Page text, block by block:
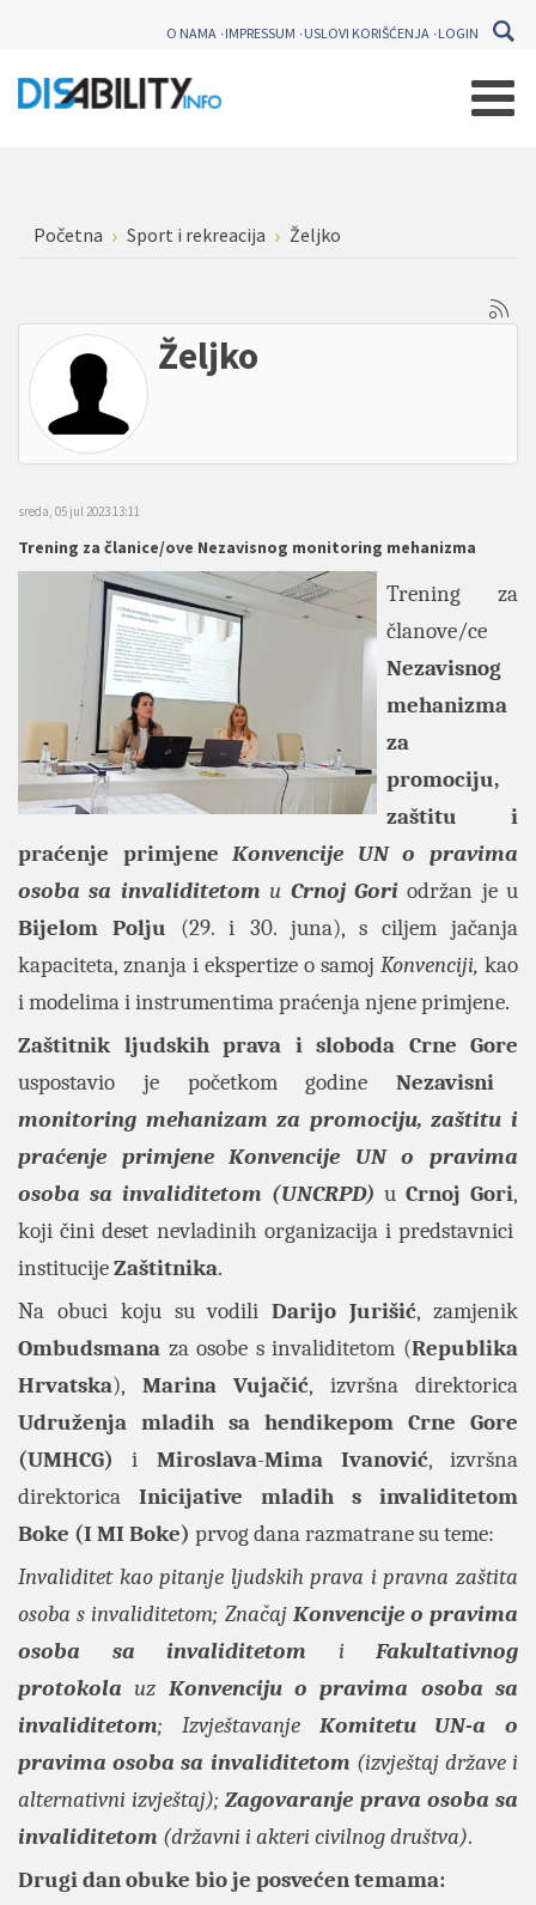
O NAMA IMPRESSUM USLOVI KORIŠĆENJA LOGIN
Početna Sport i rekreacija Željko
Željko
sreda, 05 jul 2023 13:11
Trening za članice/ove Nezavisnog monitoring mehanizma
Trening za
članove/ce
Nezavisnog
mehanizma
za
promociju,
zaštitu i
praćenje primjene Konvencije UN o pravima
osoba sa invaliditetom u Crnoj Goriodržan je u
Bijelom Polju (29. i 30. juna), s ciljem jačanja
kapaciteta, znanja i ekspertize o samoj Konvenciji, kao
i modelima i instrumentima praćenja njene primjene.
Zaštitnik ljudskih prava i sloboda Crne Gore
uspostavio je početkom godineNezavisni
monitoring mehanizam za promociju, zaštitu i
praćenje primjene Konvencije UN o pravima
osoba sa invaliditetom (UNCRPD) uCrnoj Gori,
koji čini deset nevladinih organizacija i predstavnici
institucijeZaštitnika.
Na obuci koju su vodiliDarijo Jurišić, zamjenik
Ombudsmana za osobe s invaliditetom (Republika
Hrvatska), Marina Vujačić, izvršna direktorica
Udruženja mladih sa hendikepom Crne Gore
(UMHCG) i Miroslava-Mima Ivanović, izvršna
direktorica Inicijative mladih s invaliditetom
Boke (I MI Boke) prvog dana razmatrane su teme:
Invaliditet kao pitanje ljudskih prava i pravna zaštita
osoba s invaliditetom; Značaj Konvencije o pravima
osoba sa invaliditetom i Fakultativnog
protokola uz Konvenciju o pravima osoba sa
invaliditetom; Izvještavanje Komitetu UN-a
o
pravima osoba sa invaliditetom (izvještaj države i
alternativni izvještaj);Zagovaranje prava osoba sa
invaliditetom (državni i akteri civilnog društva).
Drugi dan obuke bio je posvećen temama: